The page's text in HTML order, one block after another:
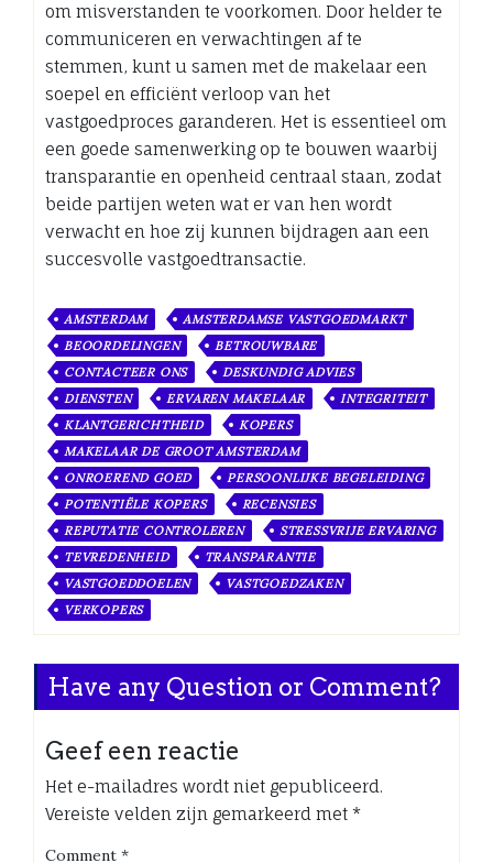
om misverstanden te voorkomen. Door helder te
communiceren en verwachtingen af te
stemmen, kunt u samen met de makelaar een
soepel en efficiënt verloop van het
vastgoedproces garanderen. Het is essentieel om
een goede samenwerking op te bouwen waarbij
transparantie en openheid centraal staan, zodat
beide partijen weten wat er van hen wordt
verwacht en hoe zij kunnen bijdragen aan een
succesvolle vastgoedtransactie.
AMSTERDAM
AMSTERDAMSE VASTGOEDMARKT
BEOORDELINGEN
BETROUWBARE
CONTACTEER ONS
DESKUNDIG ADVIES
DIENSTEN
ERVAREN MAKELAAR
INTEGRITEIT
KLANTGERICHTHEID
KOPERS
MAKELAAR DE GROOT AMSTERDAM
ONROEREND GOED
PERSOONLIJKE BEGELEIDING
POTENTIËLE KOPERS
RECENSIES
REPUTATIE CONTROLEREN
STRESSVRIJE ERVARING
TEVREDENHEID
TRANSPARANTIE
VASTGOEDDOELEN
VASTGOEDZAKEN
VERKOPERS
Have any Question or Comment?
Geef een reactie
Het e-mailadres wordt niet gepubliceerd.
Vereiste velden zijn gemarkeerd met *
Comment *